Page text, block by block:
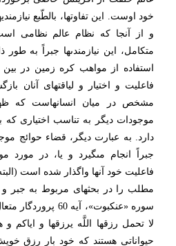
خود اوست. این تفاوت‏ها، بالطّبع
و از آنجا كه نظام عالم نظامى
متكامل، این نیازمندى‏ها جبراً به طور
استفاده از مواهب كره زمین در
فاعلیت و اختیار و لیاقت‏هاى آنان
مشخص در میان انسانهاست كه
موجودات دیگر به تناسب اختیارى كه
دارد. به عبارت دیگر، قضاء حوائج
جبراً انجام مى‏گیرد و یا، در مورد
فاعلیت خود آنها واگذار شده است
مطلب را در بحث‏هاى مربوط به جبر و
سوره «عنكبوت»، آیه
لا تحمل رزقها اللَّه یرزقها و ایاكم و
حیواناتى هستند كه خود بار رزق